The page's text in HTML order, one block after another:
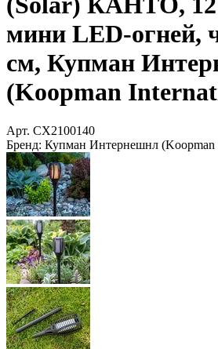
мини LED-огней,
см, Купман
(Koopman
Арт. CX2100140
Бренд: Купман Интернешнл (Koopman